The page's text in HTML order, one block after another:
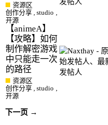
资源区
创作分享 ,studio
开源
【animeA】
【攻略】如何
制作解密游戏
中只能走一次
的路径
资源区
创作分享 ,studio
开源
下一页 →